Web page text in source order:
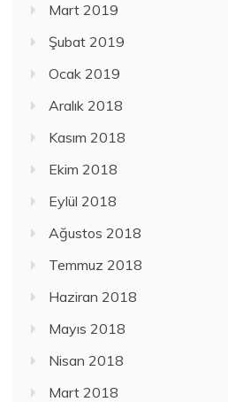
Mart 2019
Şubat 2019
Ocak 2019
Aralık 2018
Kasım 2018
Ekim 2018
Eylül 2018
Ağustos 2018
Temmuz 2018
Haziran 2018
Mayıs 2018
Nisan 2018
Mart 2018